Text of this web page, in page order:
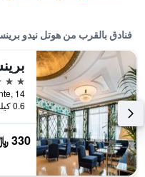
فنادق بالقرب من هوتل نيدو
3 نجوم
0.6 كيلومتر عن وسط المدينة
330 ﷼